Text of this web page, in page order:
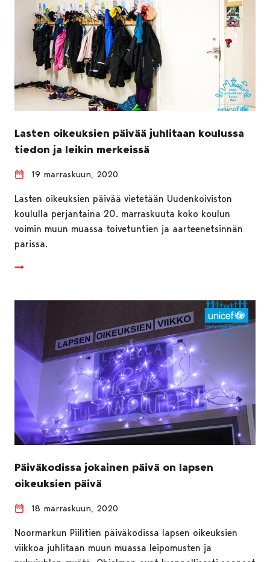
Lasten oikeuksien päivää juhlitaan koulussa
tiedon ja leikin merkeissä
19 marraskuun, 2020
Lasten oikeuksien päivää vietetään Uudenkoiviston
koululla perjantaina 20. marraskuuta koko koulun
voimin muun muassa toivetuntien ja aarteenetsinnän
parissa.
Päiväkodissa jokainen päivä on lapsen
oikeuksien päivä
18 marraskuun, 2020
Noormarkun Piilitien päiväkodissa lapsen oikeuksien
viikkoa juhlitaan muun muassa leipomusten ja